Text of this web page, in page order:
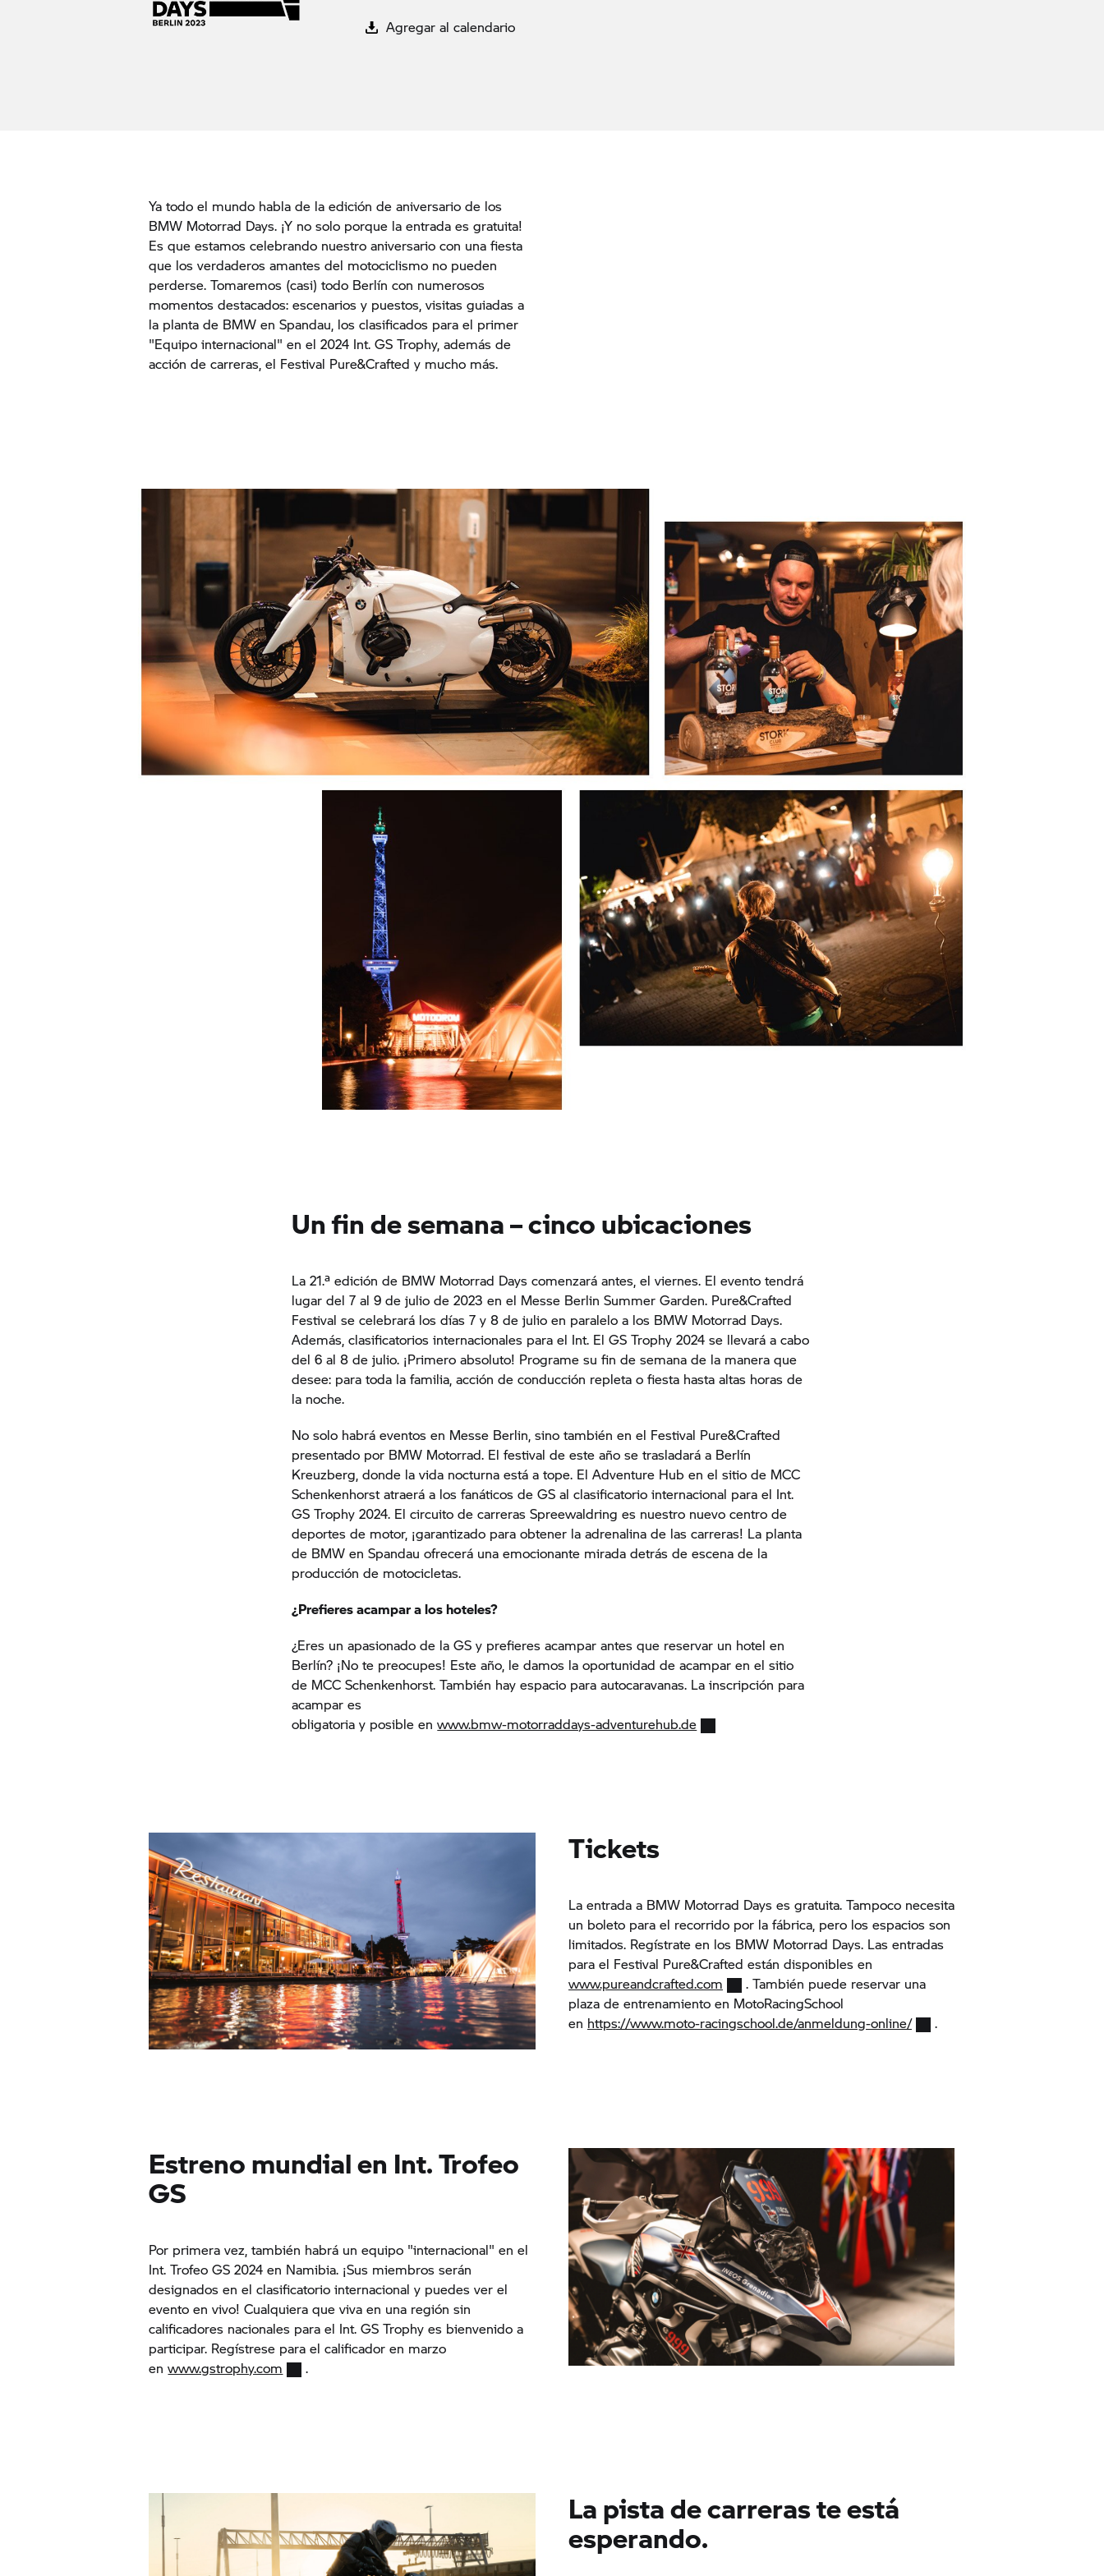
Agregar al calendario
Ya todo el mundo habla de la edición de aniversario de los
BMW Motorrad Days. ¡Y no solo porque la entrada es gratuita!
Es que estamos celebrando nuestro aniversario con una fiesta
que los verdaderos amantes del motociclismo no pueden
perderse. Tomaremos (casi) todo Berlín con numerosos
momentos destacados: escenarios y puestos, visitas guiadas a
la planta de BMW en Spandau, los clasificados para el primer
"Equipo internacional" en el 2024 Int.GS Trophy, además de
acción de carreras, el Festival Pure&Crafted y mucho más.
Un fin de semana – cinco ubicaciones
La 21.ª edición de BMW Motorrad Days comenzará antes, el viernes. El evento tendrá
lugar del 7 al 9 de julio de 2023 en el Messe Berlin Summer Garden. Pure&Crafted
Festival se celebrará los días 7 y 8 de julio en paralelo a los BMW Motorrad Days.
Además, clasificatorios internacionales para el Int. ElGS Trophy 2024 se llevará a cabo
del 6 al 8 de julio. ¡Primero absoluto! Programe su fin de semana de la manera que
desee: para toda la familia, acción de conducción repleta o fiesta hasta altas horas de
la noche.
No solo habrá eventos en Messe Berlin, sino también en el Festival Pure&Crafted
presentado por BMW Motorrad. El festival de este año se trasladará a Berlín
Kreuzberg, donde la vida nocturna está a tope. El Adventure Hub en el sitio de MCC
Schenkenhorst atraerá a los fanáticos de GS al clasificatorio internacional para el Int.
GS Trophy 2024. El circuito de carreras Spreewaldring es nuestro nuevo centro de
deportes de motor, ¡garantizado para obtener la adrenalina de las carreras! La planta
de BMW en Spandau ofrecerá una emocionante mirada detrás de escena de la
producción de motocicletas.
¿Prefieres acampar a los hoteles?
¿Eres un apasionado de la GS y prefieres acampar antes que reservar un hotel en
Berlín? ¡No te preocupes! Este año, le damos la oportunidad de acampar en el sitio
de MCC Schenkenhorst. También hay espacio para autocaravanas. La inscripción para
acampar es
obligatoria y posible enwww.bmw-motorraddays-adventurehub.de
Tickets
La entrada a BMW Motorrad Days es gratuita. Tampoco necesita
un boleto para el recorrido por la fábrica, pero los espacios son
limitados. Regístrate en los BMW Motorrad Days. Las entradas
para el Festival Pure&Crafted están disponibles en
www.pureandcrafted.com
. También puede reservar una
plaza de entrenamiento en MotoRacingSchool
en https://www.moto-racingschool.de/anmeldung-online/ .
Estreno mundial en Int. Trofeo
GS
Por primera vez, también habrá un equipo "internacional" en el
Int. Trofeo GS 2024 en Namibia. ¡Sus miembros serán
designados en el clasificatorio internacional y puedes ver el
evento en vivo! Cualquiera que viva en una región sin
calificadores nacionales para el Int.GS Trophy es bienvenido a
participar. Regístrese para el calificador en marzo
enwww.gstrophy.com .
La pista de carreras te está
esperando.